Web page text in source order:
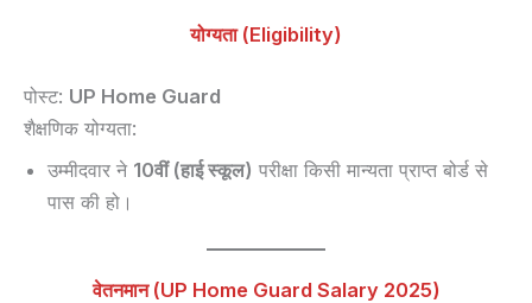
योग्यता (Eligibility)
पोस्ट: UP Home Guard
शैक्षणिक योग्यता:
उम्मीदवार ने 10वीं (हाई स्कूल) परीक्षा किसी मान्यता प्राप्त बोर्ड से
पास की हो।
वेतनमान (UP Home Guard Salary 2025)